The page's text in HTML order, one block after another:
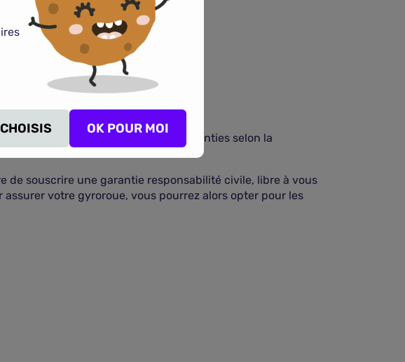
?
un scooter, il existe différentes garanties selon la
de souscrire une garantie responsabilité civile, libre à vous
assurer votre gyroroue, vous pourrez alors opter pour les
OK POUR MOI